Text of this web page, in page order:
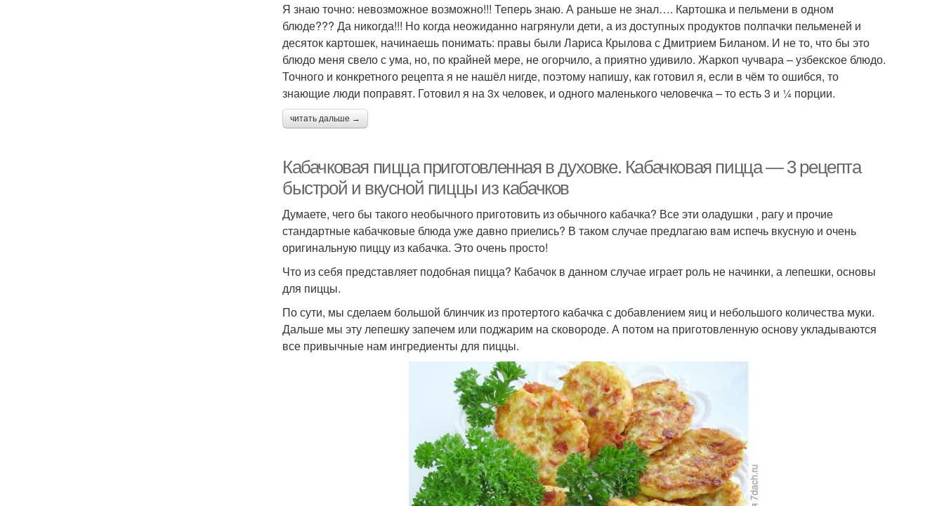
Я знаю точно: невозможное возможно!!! Теперь знаю. А раньше не знал…. Картошка и пельмени в одном
блюде??? Да никогда!!! Но когда неожиданно нагрянули дети, а из доступных продуктов полпачки пельменей и
десяток картошек, начинаешь понимать: правы были Лариса Крылова с Дмитрием Биланом. И не то, что бы это
блюдо меня свело с ума, но, по крайней мере, не огорчило, а приятно удивило. Жаркоп чучвара – узбекское блюдо.
Точного и конкретного рецепта я не нашёл нигде, поэтому напишу, как готовил я, если в чём то ошибся, то
знающие люди поправят. Готовил я на 3х человек, и одного маленького человечка – то есть 3 и ¼ порции.
читать дальше →
Кабачковая пицца приготовленная в духовке. Кабачковая пицца — 3 рецепта
быстрой и вкусной пиццы из кабачков
Думаете, чего бы такого необычного приготовить из обычного кабачка? Все эти оладушки , рагу и прочие
стандартные кабачковые блюда уже давно приелись? В таком случае предлагаю вам испечь вкусную и очень
оригинальную пиццу из кабачка. Это очень просто!
Что из себя представляет подобная пицца? Кабачок в данном случае играет роль не начинки, а лепешки, основы
для пиццы.
По сути, мы сделаем большой блинчик из протертого кабачка с добавлением яиц и небольшого количества муки.
Дальше мы эту лепешку запечем или поджарим на сковороде. А потом на приготовленную основу укладываются
все привычные нам ингредиенты для пиццы.